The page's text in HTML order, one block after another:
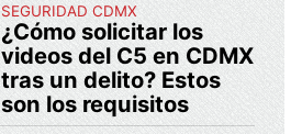
SEGURIDAD CDMX
¿Cómo solicitar los
videos del C5 en CDMX
tras un delito? Estos
son los requisitos